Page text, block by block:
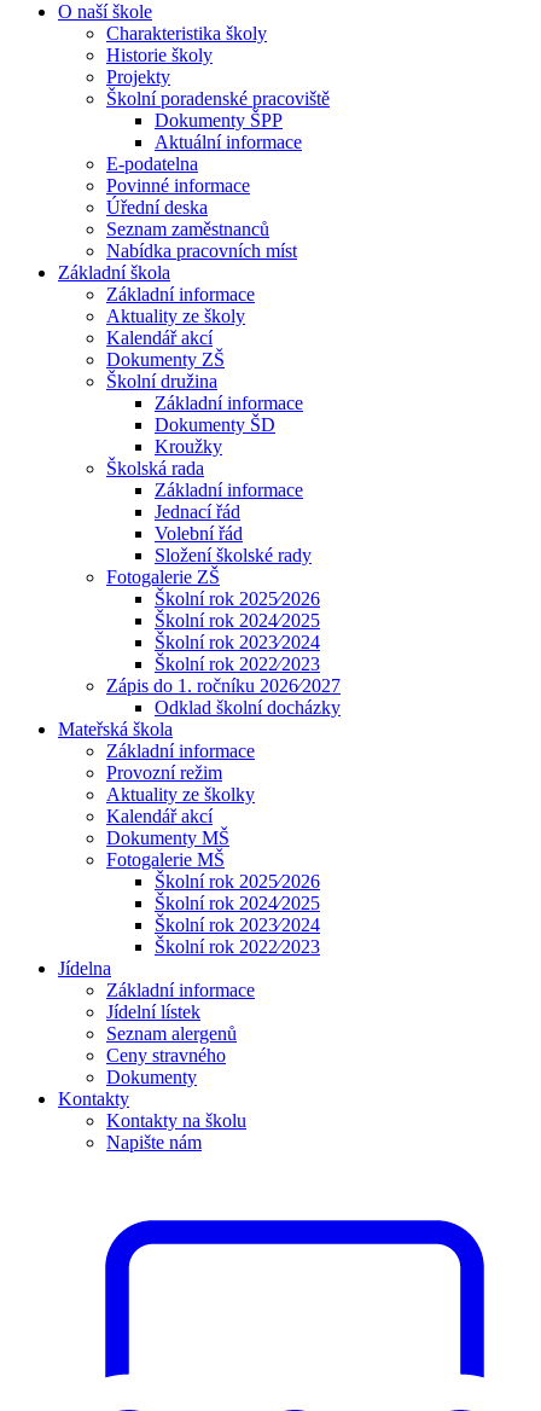
O naší škole
Charakteristika školy
Historie školy
Projekty
Školní poradenské pracoviště
Dokumenty ŠPP
Aktuální informace
E-podatelna
Povinné informace
Úřední deska
Seznam zaměstnanců
Nabídka pracovních míst
Základní škola
Základní informace
Aktuality ze školy
Kalendář akcí
Dokumenty ZŠ
Školní družina
Základní informace
Dokumenty ŠD
Kroužky
Školská rada
Základní informace
Jednací řád
Volební řád
Složení školské rady
Fotogalerie ZŠ
Školní rok 2025⁄2026
Školní rok 2024⁄2025
Školní rok 2023⁄2024
Školní rok 2022⁄2023
Zápis do 1. ročníku 2026⁄2027
Odklad školní docházky
Mateřská škola
Základní informace
Provozní režim
Aktuality ze školky
Kalendář akcí
Dokumenty MŠ
Fotogalerie MŠ
Školní rok 2025⁄2026
Školní rok 2024⁄2025
Školní rok 2023⁄2024
Školní rok 2022⁄2023
Jídelna
Základní informace
Jídelní lístek
Seznam alergenů
Ceny stravného
Dokumenty
Kontakty
Kontakty na školu
Napište nám